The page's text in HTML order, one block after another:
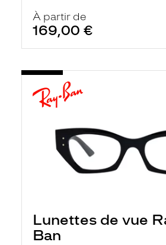
À partir de
169,00 €
Lunettes de vue
Ban